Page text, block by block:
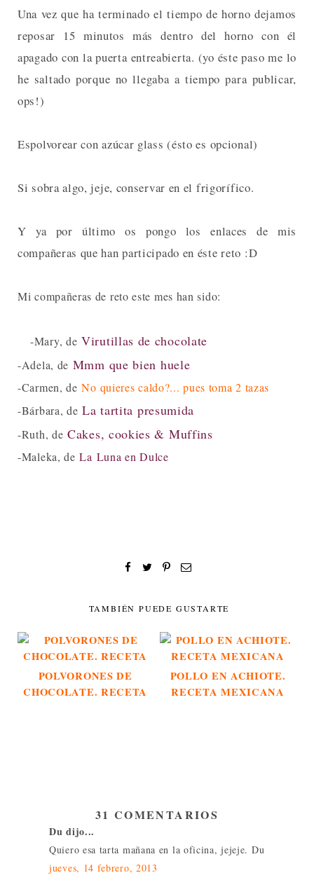
Una vez que ha terminado el tiempo de horno dejamos
reposar 15 minutos más dentro del horno con él
apagado con la puerta entreabierta. (yo éste paso me lo
he saltado porque no llegaba a tiempo para publicar,
ops!)
Espolvorear con azúcar glass (ésto es opcional)
Si sobra algo, jeje, conservar en el frigorífico.
Y ya por último os pongo los enlaces de mis
compañeras que han participado en éste reto :D
Mi compañeras de reto este mes han sido:
-Mary, de Virutillas de chocolate
-Adela, de Mmm que bien huele
-Carmen, deNo quieres caldo?... pues toma 2 tazas
-Bárbara, deLa tartita presumida
-Ruth, de Cakes, cookies & Muffins
-Maleka, deLa Luna en Dulce
TAMBIÉN PUEDE GUSTARTE
POLVORONES DE
CHOCOLATE. RECETA
POLLO EN ACHIOTE.
RECETA MEXICANA
31 COMENTARIOS
Du dijo...
Quiero esa tarta mañana en la oficina, jejeje. Du
jueves, 14 febrero, 2013